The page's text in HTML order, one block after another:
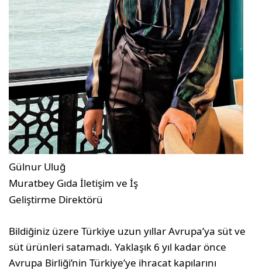
Gülnur Uluğ
Muratbey Gıda İletişim ve İş
Geliştirme Direktörü
Bildiğiniz üzere Türkiye uzun yıllar Avrupa’ya süt ve
süt ürünleri satamadı. Yaklaşık 6 yıl kadar önce
Avrupa Birliği’nin Türkiye’ye ihracat kapılarını